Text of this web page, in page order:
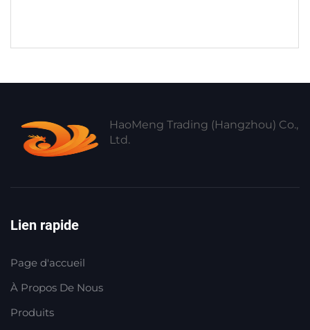
HaoMeng Trading (Hangzhou) Co.,
Ltd.
Lien rapide
Page d'accueil
À Propos De Nous
Produits